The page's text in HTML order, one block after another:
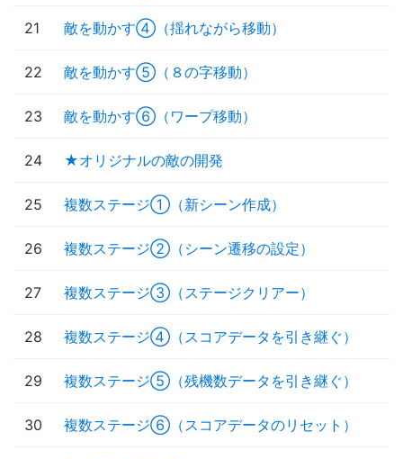
21 敵を動かす④（揺れながら移動）
22 敵を動かす⑤（８の字移動）
23 敵を動かす⑥（ワープ移動）
24 ★オリジナルの敵の開発
25 複数ステージ①（新シーン作成）
26 複数ステージ②（シーン遷移の設定）
27 複数ステージ③（ステージクリアー）
28 複数ステージ④（スコアデータを引き継ぐ）
29 複数ステージ⑤（残機数データを引き継ぐ）
30 複数ステージ⑥（スコアデータのリセット）